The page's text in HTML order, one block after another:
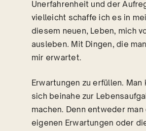
Unerfahrenheit und der
vielleicht schaffe ich es in
diesem neuen, Leben, mich
ausleben. Mit Dingen, die
mir erwartet.
Erwartungen zu erfüllen. Man
sich beinahe zur
machen. Denn entweder
eigenen Erwartungen oder